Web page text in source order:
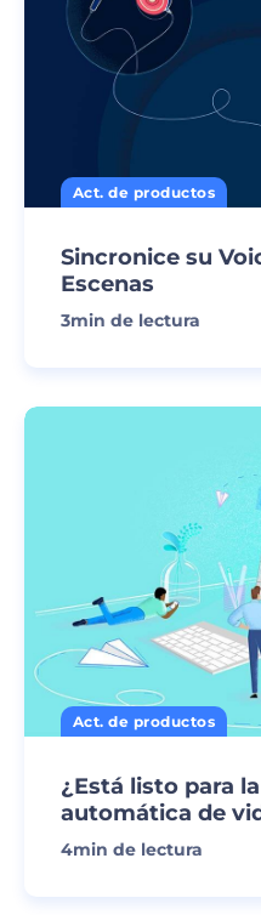
Act. de productos
Sincronice su
Escenas
3min de lectura
Act. de productos
¿Está listo para
automática de
4min de lectura